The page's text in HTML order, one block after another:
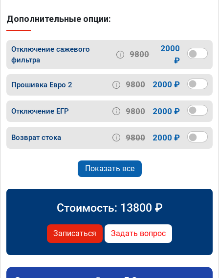
Дополнительные опции:
Отключение сажевого
фильтра
9800
2000
₽
Прошивка Евро 2 9800 2000 ₽
Отключение ЕГР 9800 2000 ₽
Возврат стока 9800 2000 ₽
Показать все
Стоимость: 13800 ₽
Записаться Задать вопрос